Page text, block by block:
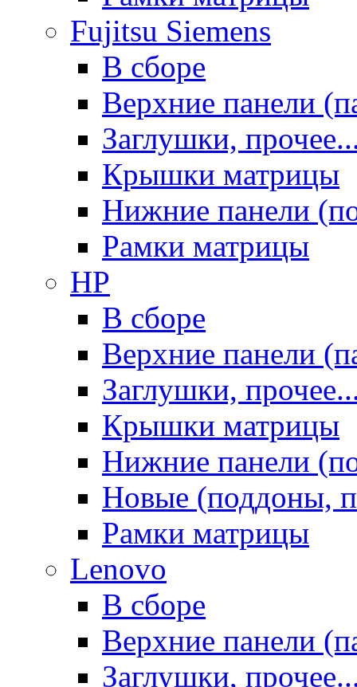
Fujitsu Siemens
В сборе
Верхние панели
Заглушки,
Крышки матрицы
Нижние панели
Рамки матрицы
HP
В сборе
Верхние панели
Заглушки,
Крышки матрицы
Нижние панели
Новые (поддоны,
Рамки матрицы
Lenovo
В сборе
Верхние панели
Заглушки,